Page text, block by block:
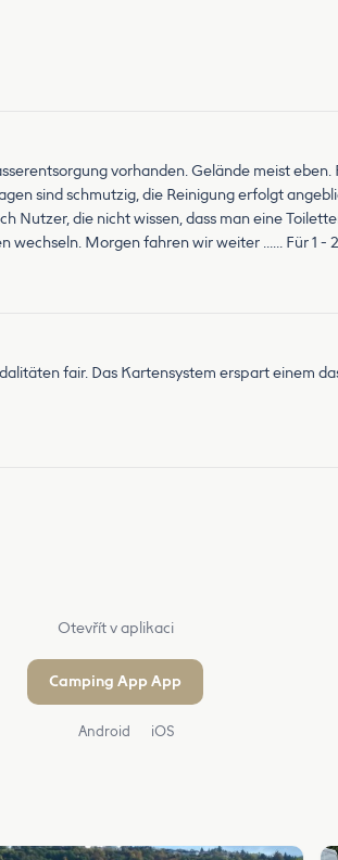
vorhanden. Gelände meist
sind schmutzig, die Reinigung erfolgt
Nutzer, die nicht wissen, dass man eine
Morgen fahren wir weiter …… Für 1 -
fair. Das Kartensystem erspart einem
Otevřít v aplikaci
Camping App App
Android iOS